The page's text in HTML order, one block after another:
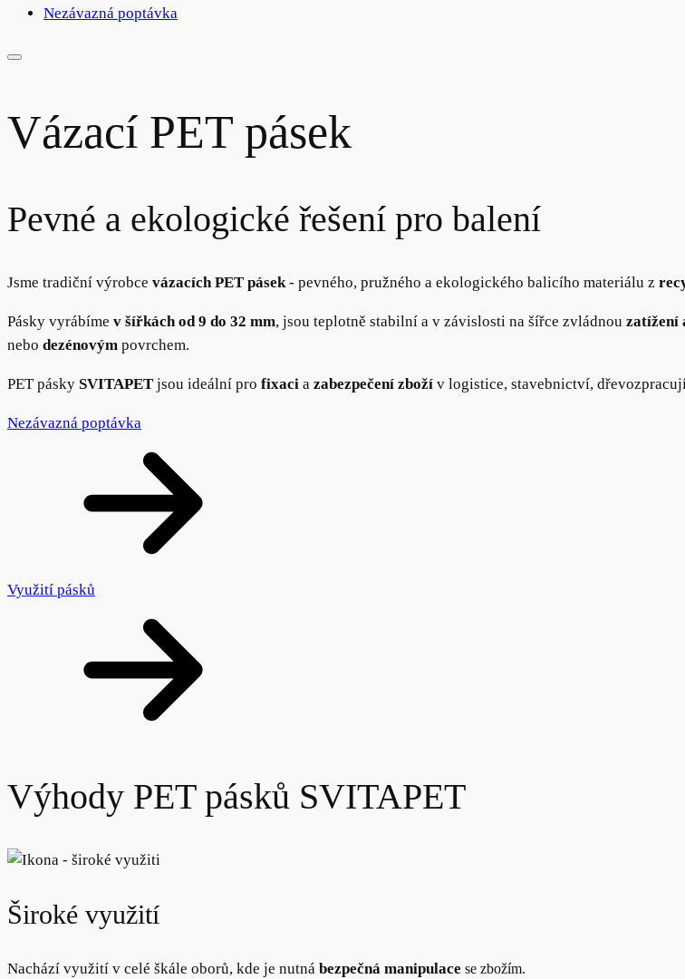
Nezávazná poptávka
Vázací PET pásek
Pevné a ekologické řešení pro balení
Jsme tradiční výrobce vázacích PET pásek- pevného, pružného a ekologického balicího materiálu z
Pásky vyrábíme v šířkách od 9 do 32 mm, jsou teplotně stabilní a v závislosti na šířce zvládnou zatížení
nebo dezénovým povrchem.
PET pásky SVITAPET jsou ideální pro fixaci a zabezpečení zboží v logistice, stavebnictví,
Nezávazná poptávka
Využití pásků
Výhody PET pásků SVITAPET
Široké využití
Nachází využití v celé škále oborů, kde je nutná bezpečná manipulace se zbožím.